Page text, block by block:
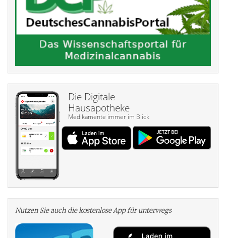
Die Digitale
Hausapotheke
Medikamente immer im Blick
Nutzen Sie auch die kosten­lose App für unterwegs